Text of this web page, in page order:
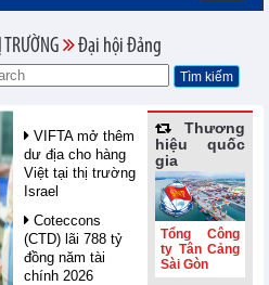
TRƯỜNG Đại hội Đảng
VIFTA mở thêm
dư địa cho hàng
Việt tại thị trường
Israel
Coteccons
(CTD) lãi 788 tỷ
đồng năm tài
chính 2026
Thương
hiệu quốc
gia
Tổng Công
ty Tân Cảng
Sài Gòn